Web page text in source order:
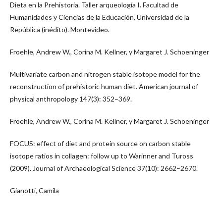
Dieta en la Prehistoria. Taller arqueología I. Facultad de
Humanidades y Ciencias de la Educación, Universidad de la
República (inédito). Montevideo.
Froehle, Andrew W., Corina M. Kellner, y Margaret J. Schoeninger
Multivariate carbon and nitrogen stable isotope model for the
reconstruction of prehistoric human diet. American journal of
physical anthropology 147(3): 352–369.
Froehle, Andrew W., Corina M. Kellner, y Margaret J. Schoeninger
FOCUS: effect of diet and protein source on carbon stable
isotope ratios in collagen: follow up to Warinner and Tuross
(2009). Journal of Archaeological Science 37(10): 2662–2670.
Gianotti, Camila